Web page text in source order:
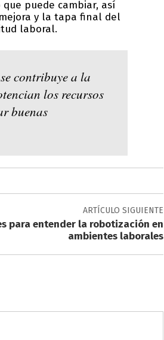
puede cambiar, así
y la tapa final del
laboral.
contribuye a la
los recursos
buenas
ARTÍCULO SIGUIENTE
para entender la robotización en
ambientes laborales